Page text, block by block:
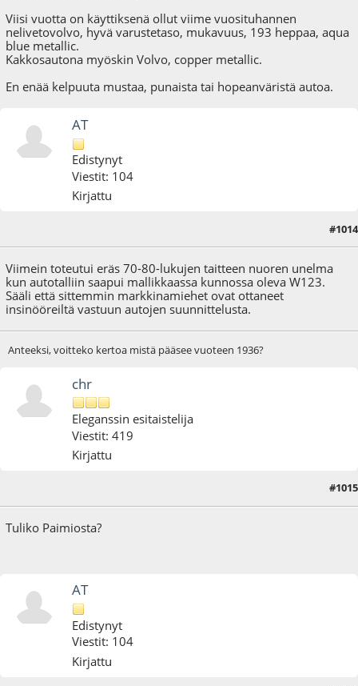
Viisi vuotta on käyttiksenä ollut viime vuosituhannen
nelivetovolvo, hyvä varustetaso, mukavuus, 193 heppaa, aqua
blue metallic.
Kakkosautona myöskin Volvo, copper metallic.
En enää kelpuuta mustaa, punaista tai hopeanväristä autoa.
AT
Edistynyt
Viestit: 104
Kirjattu
#1014
Viimein toteutui eräs 70-80-lukujen taitteen nuoren unelma
kun autotalliin saapui mallikkaassa kunnossa oleva W123.
Sääli että sittemmin markkinamiehet ovat ottaneet
insinööreiltä vastuun autojen suunnittelusta.
Anteeksi, voitteko kertoa mistä pääsee vuoteen 1936?
chr
Eleganssin esitaistelija
Viestit: 419
Kirjattu
#1015
Tuliko Paimiosta?
AT
Edistynyt
Viestit: 104
Kirjattu